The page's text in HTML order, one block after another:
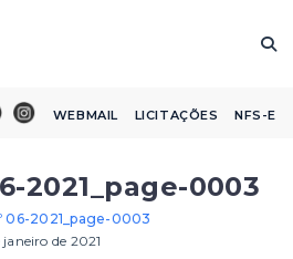
WEBMAIL LICITAÇÕES NFS-E
2021_page-0003
06-2021_page-0003
janeiro de 2021